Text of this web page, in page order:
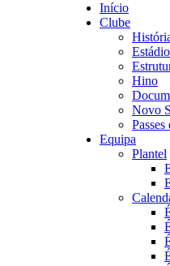
Início
Clube
Estádio
Hino
Novo
Passes
Equipa
Plantel